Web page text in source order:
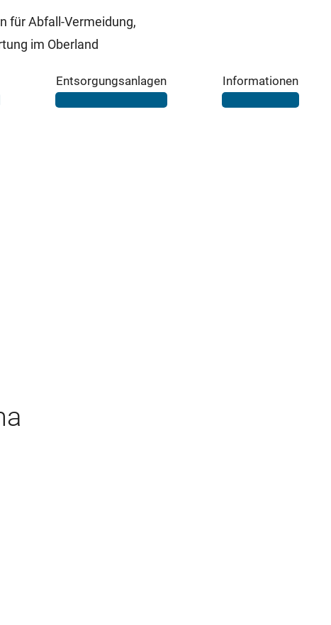
für Abfall-Vermeidung,
im Oberland
Entsorgungsanlagen Informationen